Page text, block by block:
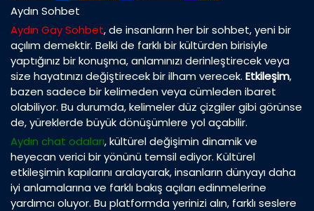
Aydın Sohbet
Aydın Gay Sohbet, de insanların her bir sohbet, yeni bir
açılım demektir. Belki de farklı bir kültürden birisiyle
yaptığınız bir konuşma, anlamınızı derinleştirecek veya
size hayatınızı değiştirecek bir ilham verecek. Etkileşim,
bazen sadece bir kelimeden veya cümleden ibaret
olabiliyor. Bu durumda, kelimeler düz çizgiler gibi görünse
de, yüreklerde büyük dönüşümlere yol açabilir.
Aydın chat odaları, kültürel değişimin dinamik ve
heyecan verici bir yönünü temsil ediyor. Kültürel
etkileşimin kapılarını aralayarak, insanların dünyayı daha
iyi anlamalarına ve farklı bakış açıları edinmelerine
yardımcı oluyor. Bu platformda yerinizi alın, farklı seslere